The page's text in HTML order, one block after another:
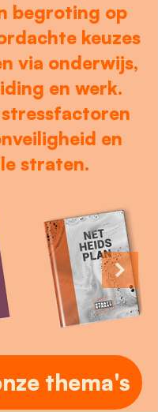
begroting op
keuzes
via onderwijs,
en werk.
en
straten.
thema's